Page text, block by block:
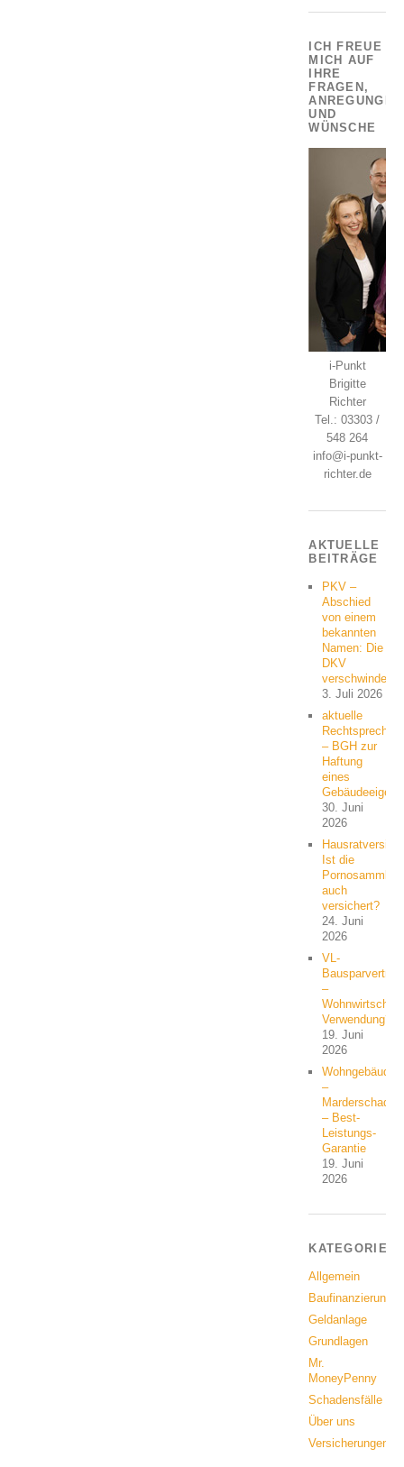
ICH FREUE
MICH AUF
IHRE
FRAGEN,
ANREGUNGEN
UND
WÜNSCHE
i-Punkt
Brigitte
Richter
Tel.: 03303 /
548 264
info@i-punkt-
richter.de
AKTUELLE
BEITRÄGE
PKV –
Abschied
von einem
bekannten
Namen: Die
DKV
verschwindet
3. Juli 2026
aktuelle
– BGH zur
Haftung
eines
30. Juni
2026
Ist die
auch
versichert?
24. Juni
2026
VL-
Bausparvertrag
–
Verwendung?
19. Juni
2026
Wohngebäude
–
Marderschaden
– Best-
Leistungs-
Garantie
19. Juni
2026
KATEGORIEN
Allgemein
Baufinanzierung
Geldanlage
Grundlagen
Mr.
MoneyPenny
Schadensfälle
Über uns
Versicherungen